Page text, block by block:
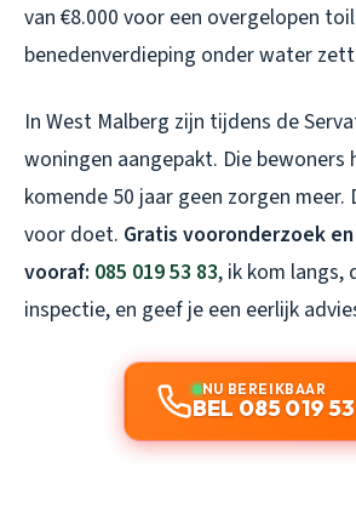
van €8.000 voor een overgelopen
benedenverdieping onder water
In West Malberg zijn tijdens de
woningen aangepakt. Die bewoners
komende 50 jaar geen zorgen
voor doet. Gratis vooronderzoek
vooraf: 085 019 53 83, ik kom langs,
inspectie, en geef je een eerlijk
NU BEREIKBAAR
BEL 085 019